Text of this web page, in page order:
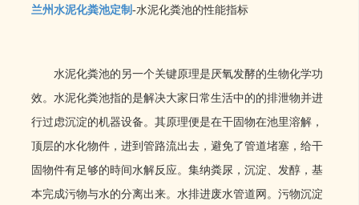
兰州水泥化粪池定制-水泥化粪池的性能指标
水泥化粪池的另一个关键原理是厌氧发酵的生物化学功
效。水泥化粪池指的是解决大家日常生活中的的排泄物并进
行过虑沉淀的机器设备。其原理便是在干固物在池里溶解，
顶层的水化物件，进到管路流出去，避免了管道堵塞，给干
固物件有足够的時间水解反应。集纳粪尿，沉淀、发醇，基
本完成污物与水的分离出来。水排进废水管道网。污物沉淀